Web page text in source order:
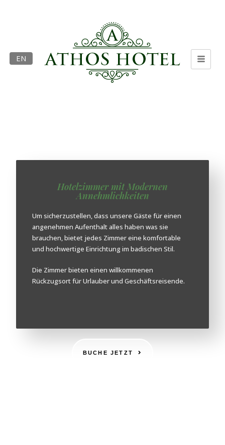
EN
Hotelzimmer mit Modernen
Annehmlichkeiten
Um sicherzustellen, dass unsere Gäste für einen
angenehmen Aufenthalt alles haben was sie
brauchen, bietet jedes Zimmer eine komfortable
und hochwertige Einrichtung im badischen Stil.
Die Zimmer bieten einen willkommenen
Rückzugsort für Urlauber und Geschäftsreisende.
BUCHE JETZT